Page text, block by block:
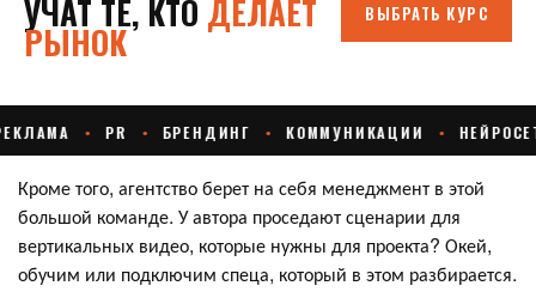
Кроме того, агентство берет на себя менеджмент в этой
большой команде. У автора проседают сценарии для
вертикальных видео, которые нужны для проекта? Окей,
обучим или подключим спеца, который в этом разбирается.